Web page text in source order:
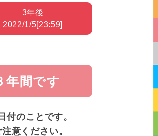
3年後
2022/1/5[23:59]
年間です
付のことです。
意ください。